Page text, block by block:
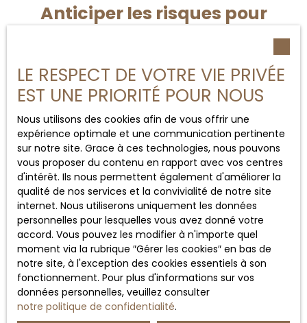
Anticiper les risques pour
protéger durablement son
Investir dans un bien locatif représente souvent un
projet patrimonial important. Il est donc essentiel
d’anticiper les risques susceptibles d’impacter la
rentabilité du logement. Les impayés de loyers, les
dégradations ou les litiges juridiques peuvent
rapidement devenir sources de stress pour un
propriétaire non préparé.
La souscription à certaines garanties, comme
l’assurance loyers impayés, constitue une solution
efficace pour sécuriser ses revenus. Une bonne
sélection du locataire en amont reste également
indispensable afin de limiter les situations délicates. De
plus, un logement entretenu régulièrement conserve
davantage sa valeur et attire plus facilement des
locataires sérieux.
LE RESPECT DE VOTRE VIE PRIVÉE
EST UNE PRIORITÉ POUR NOUS
Nous utilisons des cookies afin de vous offrir une
expérience optimale et une communication pertinente
sur notre site. Grace à ces technologies, nous pouvons
vous proposer du contenu en rapport avec vos centres
d'intérêt. Ils nous permettent également d'améliorer la
qualité de nos services et la convivialité de notre site
internet. Nous utiliserons uniquement les données
personnelles pour lesquelles vous avez donné votre
accord. Vous pouvez les modifier à n'importe quel
moment via la rubrique ″Gérer les cookies″ en bas de
notre site, à l'exception des cookies essentiels à son
fonctionnement. Pour plus d'informations sur vos
données personnelles, veuillez consulter
notre politique de confidentialité.